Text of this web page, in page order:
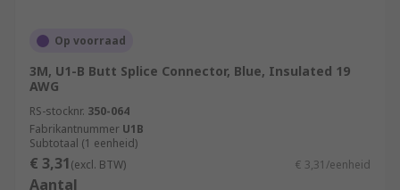
Op voorraad
3M, U1-B Butt Splice Connector, Blue, Insulated 19
AWG
RS-stocknr. 350-064
Fabrikantnummer U1B
Subtotaal (1 eenheid)
€ 3,31(excl. BTW) € 3,31/eenheid
Aantal